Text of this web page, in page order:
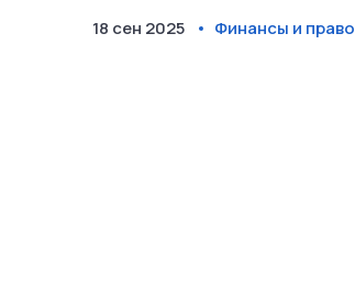
18 сен 2025 Финансы и право